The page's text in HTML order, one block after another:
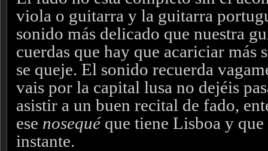
viola o guitarra y la guitarra
sonido más delicado que nuestra
cuerdas que hay que acariciar más
se queje. El sonido recuerda
vais por la capital lusa no dejéis
asistir a un buen recital de fado,
ese nosequéque tiene Lisboa y que
instante.